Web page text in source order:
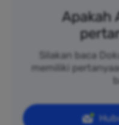
Apakah
Silakan baca
memiliki